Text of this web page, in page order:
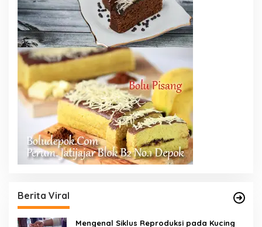
Berita Viral
Mengenal Siklus Reproduksi pada Kucing